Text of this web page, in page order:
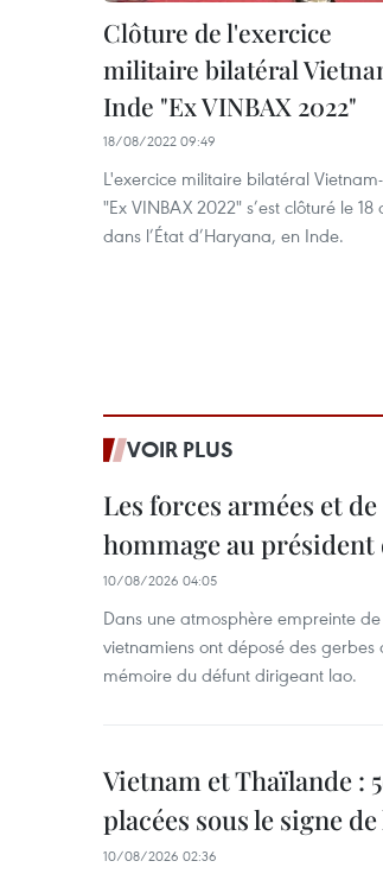
Clôture de l'exercice
militaire bilatéral
Inde "Ex VINBAX 2022"
18/08/2022 09:49
L'exercice militaire bilatéral
"Ex VINBAX 2022" s’est clôturé le 18
dans l’État d’Haryana, en Inde.
VOIR PLUS
Les forces armées et
hommage au président
10/08/2026 04:05
Dans une atmosphère empreinte
vietnamiens ont déposé des
mémoire du défunt dirigeant lao.
Vietnam et Thaïlande :
placées sous le signe
10/08/2026 02:36